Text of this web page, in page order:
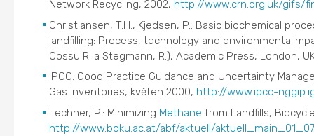
Network Recycling, 2002, http://www.crn.org.uk/gifs/
Christiansen, T.H., Kjedsen, P.: Basic biochemical
landfilling: Process, technology and
Cossu R. a Stegmann, R.), Academic Press, London,
IPCC: Good Practice Guidance and Uncertainty
Gas Inventories, květen 2000, http://www.ipcc-
Lechner, P.: Minimizing Methane from Landfills,
http://www.boku.ac.at/abf/aktuell/